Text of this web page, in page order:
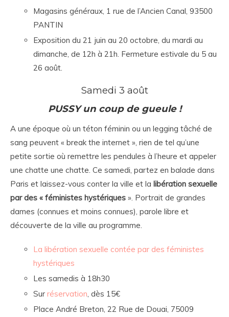
Magasins généraux, 1 rue de l’Ancien Canal, 93500
PANTIN
Exposition du 21 juin au 20 octobre, du mardi au
dimanche, de 12h à 21h. Fermeture estivale du 5 au
26 août.
Samedi 3 août
PUSSY un coup de gueule !
A une époque où un téton féminin ou un legging tâché de
sang peuvent « break the internet », rien de tel qu’une
petite sortie où remettre les pendules à l’heure et appeler
une chatte une chatte. Ce samedi, partez en balade dans
Paris et laissez-vous conter la ville et la libération sexuelle
par des « féministes hystériques ». Portrait de grandes
dames (connues et moins connues), parole libre et
découverte de la ville au programme.
La libération sexuelle contée par des féministes
hystériques
Les samedis à 18h30
Sur réservation, dès 15€
Place André Breton, 22 Rue de Douai, 75009